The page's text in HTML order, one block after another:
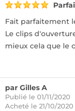
Fait parfaitement
Le clips
mieux cela que le
par Gilles A
Publié le 01/11/2020
Acheté le 21/10/